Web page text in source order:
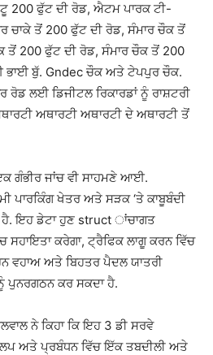
200 ਫੁੱਟ ਦੀ ਰੋਡ, ਐਟਮ ਪਾਰਕ ਟੀ-
ਤੋਂ 200 ਫੁੱਟ ਦੀ ਰੋਡ, ਸੰਮਾਰ ਚੌਕ ਤੋਂ
ਤੋਂ 200 ਫੁੱਟ ਦੀ ਰੋਡ, ਸੰਮਾਰ ਚੌਕ ਤੋਂ 200
ਬੁੱ. Gndec ਚੌਕ ਅਤੇ ਟੇਪਪੁਰ ਚੌਕ.
ਰੋਡ ਲਈ ਡਿਜੀਟਲ ਰਿਕਾਰਡਾਂ ਨੂੰ ਰਾਸ਼ਟਰੀ
ਅਥਾਰਟੀ ਅਥਾਰਟੀ ਦੇ ਅਥਾਰਟੀ ਤੋਂ
ਗੰਭੀਰ ਜਾਂਚ ਵੀ ਸਾਹਮਣੇ ਆਈ.
ਪਾਰਕਿੰਗ ਖੇਤਰ ਅਤੇ ਸੜਕ ‘ਤੇ ਕਾਬੂਬੰਦੀ
ਹੈ. ਇਹ ਡੇਟਾ ਹੁਣ struct ਾਂਚਾਗਤ
ਸਹਾਇਤਾ ਕਰੇਗਾ, ਟ੍ਰੈਫਿਕ ਲਾਗੂ ਕਰਨ ਵਿੱਚ
ਵਹਾਅ ਅਤੇ ਬਿਹਤਰ ਪੈਦਲ ਯਾਤਰੀ
ਕਰ ਸਕਦਾ ਹੈ.
ਨੇ ਕਿਹਾ ਕਿ ਇਹ 3 ਡੀ ਸਰਵੇ
ਅਤੇ ਪ੍ਰਬੰਧਨ ਵਿੱਚ ਇੱਕ ਤਬਦੀਲੀ ਅਤੇ